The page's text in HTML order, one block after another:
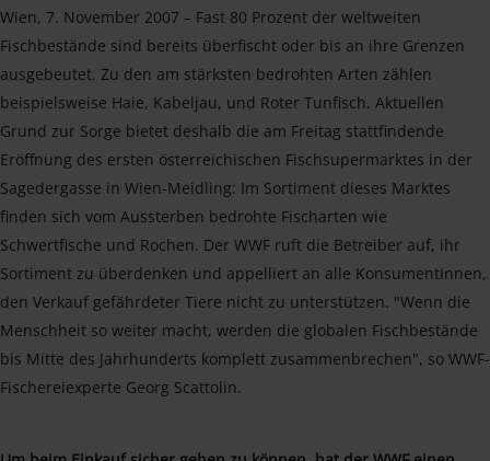
Wien, 7. November 2007 – Fast 80 Prozent der weltweiten
Fischbestände sind bereits überfischt oder bis an ihre Grenzen
ausgebeutet. Zu den am stärksten bedrohten Arten zählen
beispielsweise Haie, Kabeljau, und Roter Tunfisch. Aktuellen
Grund zur Sorge bietet deshalb die am Freitag stattfindende
Eröffnung des ersten österreichischen Fischsupermarktes in der
Sagedergasse in Wien-Meidling: Im Sortiment dieses Marktes
finden sich vom Aussterben bedrohte Fischarten wie
Schwertfische und Rochen. Der WWF ruft die Betreiber auf, ihr
Sortiment zu überdenken und appelliert an alle KonsumentInnen,
den Verkauf gefährdeter Tiere nicht zu unterstützen. "Wenn die
Menschheit so weiter macht, werden die globalen Fischbestände
bis Mitte des Jahrhunderts komplett zusammenbrechen", so WWF-
Fischereiexperte Georg Scattolin.